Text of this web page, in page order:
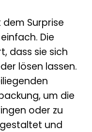
dem Surprise
Die
dass sie sich
lösen lassen.
um die
oder zu
und